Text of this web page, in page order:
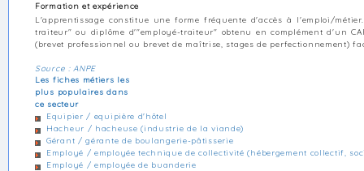
Formation et expérience
L'apprentissage constitue une forme fréquente d'accès à l'emploi/
traiteur" ou diplôme d'"employé-traiteur" obtenu en complément d'un
(brevet professionnel ou brevet de maîtrise, stages de perfectionnement)
Source : ANPE
Les fiches métiers les
plus populaires dans
ce secteur
Equipier / equipière d'hôtel
Hacheur / hacheuse (industrie de la viande)
Gérant / gérante de boulangerie-pâtisserie
Employé / employée technique de collectivité (hébergement collectif,
Employé / employée de buanderie